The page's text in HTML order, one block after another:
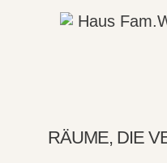
RÄUME, DIE